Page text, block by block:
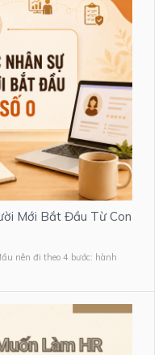
Mới Bắt Đầu Từ Con
nên đi theo 4 bước: hành